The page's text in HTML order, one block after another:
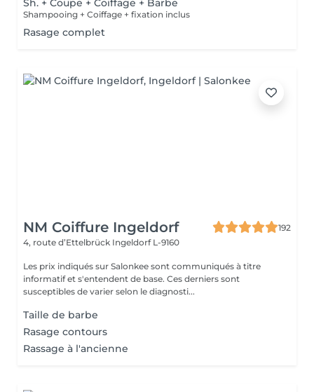
Sh. + Coupe + Coiffage + Barbe
Shampooing + Coiffage + fixation inclus
Rasage complet
NM Coiffure Ingeldorf
192
4, route d’Ettelbrück Ingeldorf L-9160
Les prix indiqués sur Salonkee sont communiqués à titre
informatif et s'entendent de base. Ces derniers sont
susceptibles de varier selon le diagnosti...
Taille de barbe
Rasage contours
Rassage à l'ancienne